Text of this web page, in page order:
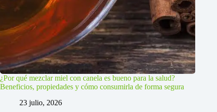
¿Por qué mezclar miel con canela es bueno para la salud?
Beneficios, propiedades y cómo consumirla de forma segura
23 julio, 2026